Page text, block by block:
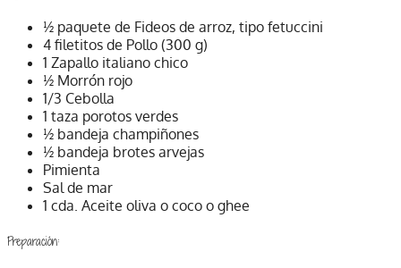
½ paquete de Fideos de arroz, tipo fetuccini
4 filetitos de Pollo (300 g)
1 Zapallo italiano chico
½ Morrón rojo
1/3 Cebolla
1 taza porotos verdes
½ bandeja champiñones
½ bandeja brotes arvejas
Pimienta
Sal de mar
1 cda. Aceite oliva o coco o ghee
Preparación: